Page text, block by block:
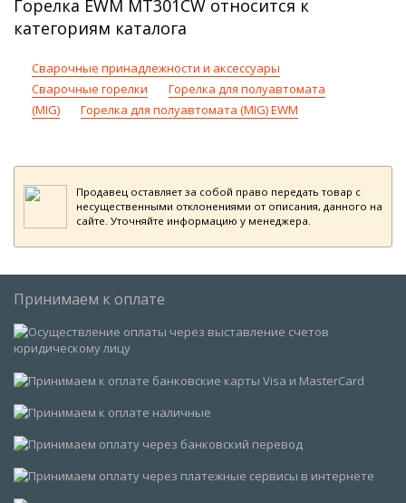
Горелка EWM MT301CW относится к
категориям каталога
Сварочные принадлежности и аксессуары
Сварочные горелки
Горелка для полуавтомата
(MIG)
Горелка для полуавтомата (MIG) EWM
Продавец оставляет за собой право передать товар с
несущественными отклонениями от описания, данного на
сайте. Уточняйте информацию у менеджера.
Принимаем к оплате